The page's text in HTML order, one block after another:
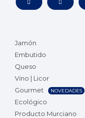
Jamón
Embutido
Queso
Vino | Licor
Gourmet
NOVEDADES
Ecológico
Producto Murciano